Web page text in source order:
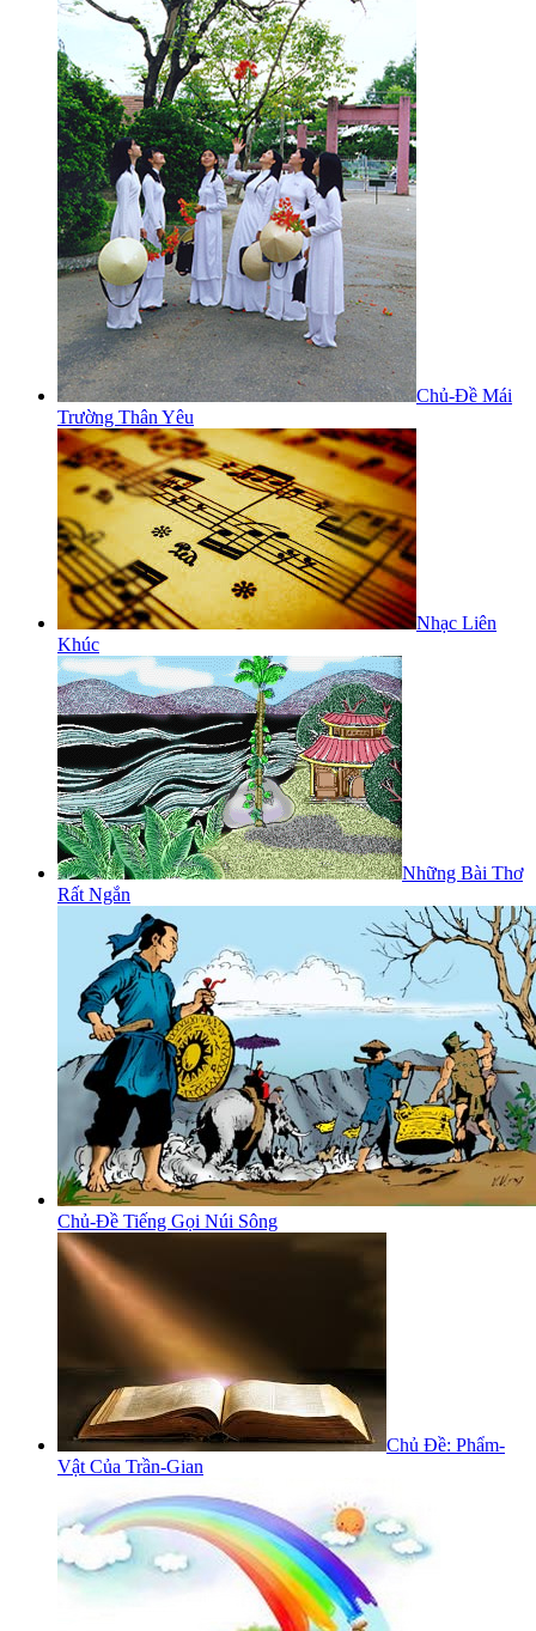
Chủ-Đề Mái
Trường Thân Yêu
Nhạc Liên
Khúc
Những Bài Thơ
Rất Ngắn
Chủ-Đề Tiếng Gọi Núi Sông
Chủ Đề: Phẩm-
Vật Của Trần-Gian